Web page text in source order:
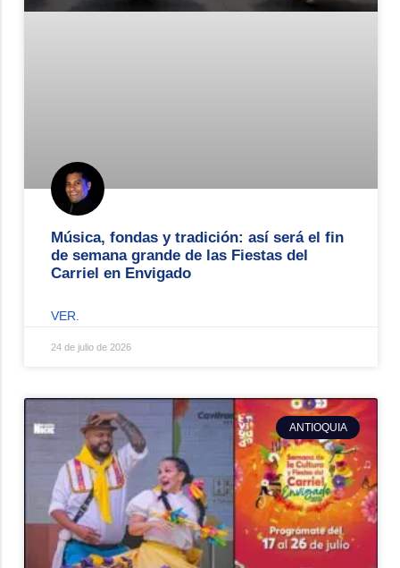
Música, fondas y tradición: así será el fin
de semana grande de las Fiestas del
Carriel en Envigado
VER.
24 de julio de 2026
ANTIOQUIA